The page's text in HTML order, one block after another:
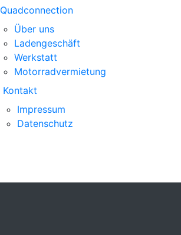
Quadconnection
Über uns
Ladengeschäft
Werkstatt
Motorradvermietung
Kontakt
Impressum
Datenschutz